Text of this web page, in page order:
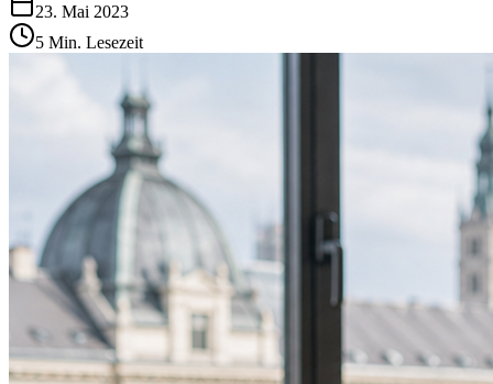
23. Mai 2023
5 Min. Lesezeit